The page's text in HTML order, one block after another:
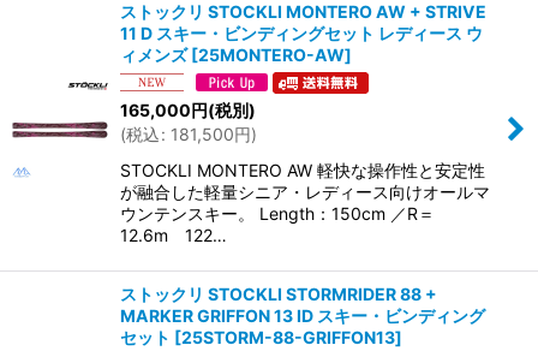
ストックリ STOCKLI MONTERO AW + STRIVE
11 D スキー・ビンディングセット レディース ウ
ィメンズ [25MONTERO-AW]
165,000円(税別)
(税込: 181,500円)
STOCKLI MONTERO AW 軽快な操作性と安定性
が融合した軽量シニア・レディース向けオールマ
ウンテンスキー。 Length：150cm ／R＝
12.6m 122…
ストックリ STOCKLI STORMRIDER 88 +
MARKER GRIFFON 13 ID スキー・ビンディング
セット [25STORM-88-GRIFFON13]